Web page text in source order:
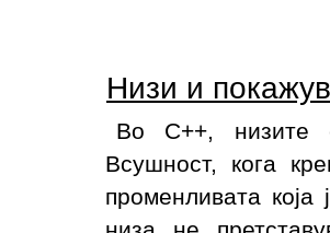
Низи и
Во C++, низите
Всушност, кога
променливата